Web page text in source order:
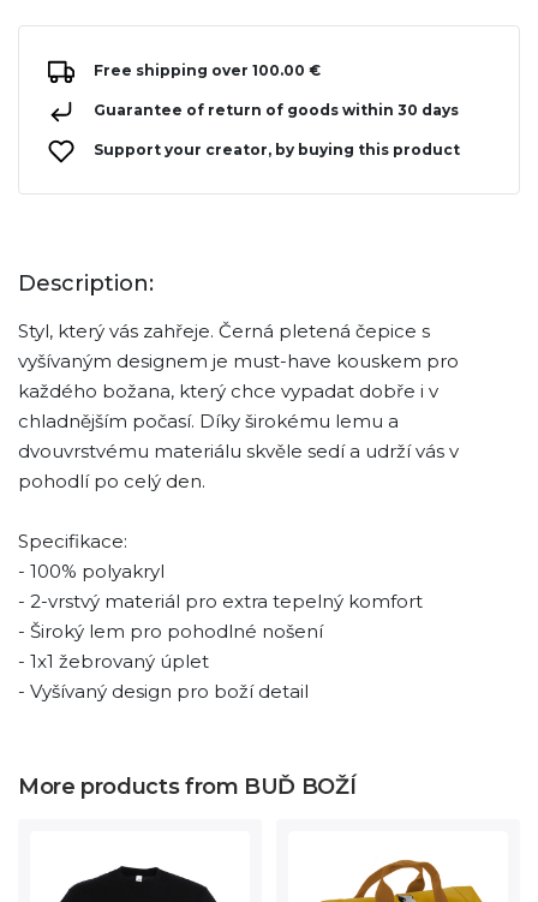
Free shipping over 100.00 €
Guarantee of return of goods within 30 days
Support your creator, by buying this product
Description:
Styl, který vás zahřeje. Černá pletená čepice s
vyšívaným designem je must-have kouskem pro
každého božana, který chce vypadat dobře i v
chladnějším počasí. Díky širokému lemu a
dvouvrstvému materiálu skvěle sedí a udrží vás v
pohodlí po celý den.
Specifikace:
- 100% polyakryl
- 2-vrstvý materiál pro extra tepelný komfort
- Široký lem pro pohodlné nošení
- 1x1 žebrovaný úplet
- Vyšívaný design pro boží detail
More products from BUĎ BOŽÍ